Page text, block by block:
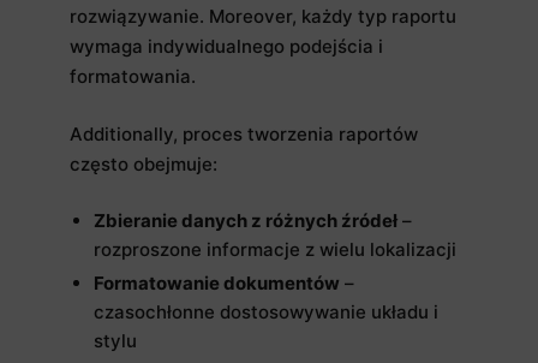
rozwiązywanie. Moreover, każdy typ raportu
wymaga indywidualnego podejścia i
formatowania.
Additionally, proces tworzenia raportów
często obejmuje:
Zbieranie danych z różnych źródeł –
rozproszone informacje z wielu lokalizacji
Formatowanie dokumentów –
czasochłonne dostosowywanie układu i
stylu